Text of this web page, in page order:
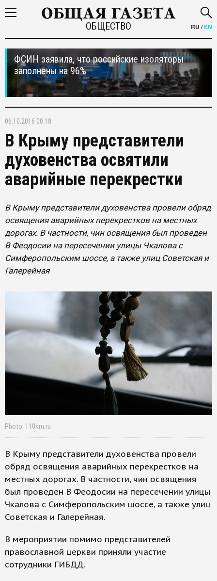
ОБЩЕСТВО RU /EN
ФСИН заявила, что российские изоляторы
заполнены на 96%
06.10.2016 00:18
В Крыму представители
духовенства освятили
аварийные перекрестки
В Крыму представители духовенства провели обряд
освящения аварийных перекрестков на местных
дорогах. В частности, чин освящения был проведен
В Феодосии на пересечении улицы Чкалова с
Симферопольским шоссе, а также улиц Советская и
Галерейная
Photo: 110km.ru
В Крыму представители духовенства провели
обряд освящения аварийных перекрестков на
местных дорогах. В частности, чин освящения
был проведен В Феодосии на пересечении улицы
Чкалова с Симферопольским шоссе, а также улиц
Советская и Галерейная.
В мероприятии помимо представителей
православной церкви приняли участие
сотрудники ГИБДД.